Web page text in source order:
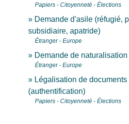
Papiers - Citoyenneté - Élections
Demande d'asile (réfugié,
subsidiaire, apatride)
Étranger - Europe
Demande de naturalisation
Étranger - Europe
Légalisation de
(authentification)
Papiers - Citoyenneté - Élections